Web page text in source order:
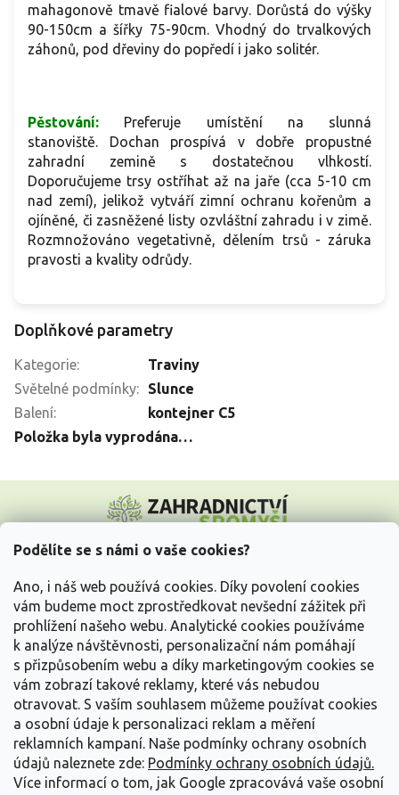
Podělíte se s námi o vaše cookies?
Ano, i náš web používá cookies. Díky povolení cookies
vám budeme moct zprostředkovat nevšední zážitek při
prohlížení našeho webu. Analytické cookies používáme
k analýze návštěvnosti, personalizační nám pomáhají
s přizpůsobením webu a díky marketingovým cookies se
vám zobrazí takové reklamy, které vás nebudou
otravovat. S vaším souhlasem můžeme používat cookies
a osobní údaje k personalizaci reklam a měření
reklamních kampaní. Naše podmínky ochrany osobních
údajů naleznete zde: Podmínky ochrany osobních údajů.
Více informací o tom, jak Google zpracovává vaše osobní
mahagonově tmavě fialové barvy. Dorůstá do výšky
90-150cm a šířky 75-90cm. Vhodný do trvalkových
záhonů, pod dřeviny do popředí i jako solitér.
Pěstování: Preferuje umístění na slunná
stanoviště. Dochan prospívá v dobře propustné
zahradní zemině s dostatečnou vlhkostí.
Doporučujeme trsy ostříhat až na jaře (cca 5-10 cm
nad zemí), jelikož vytváří zimní ochranu kořenům a
ojíněné, či zasněžené listy ozvláštní zahradu i v zimě.
Rozmnožováno vegetativně, dělením trsů - záruka
pravosti a kvality odrůdy.
Doplňkové parametry
Kategorie:
Traviny
Světelné podmínky:
Slunce
Balení:
kontejner C5
Položka byla vyprodána…
p
Vše o nákupu
Informace pro Vás
Kontakujte nás